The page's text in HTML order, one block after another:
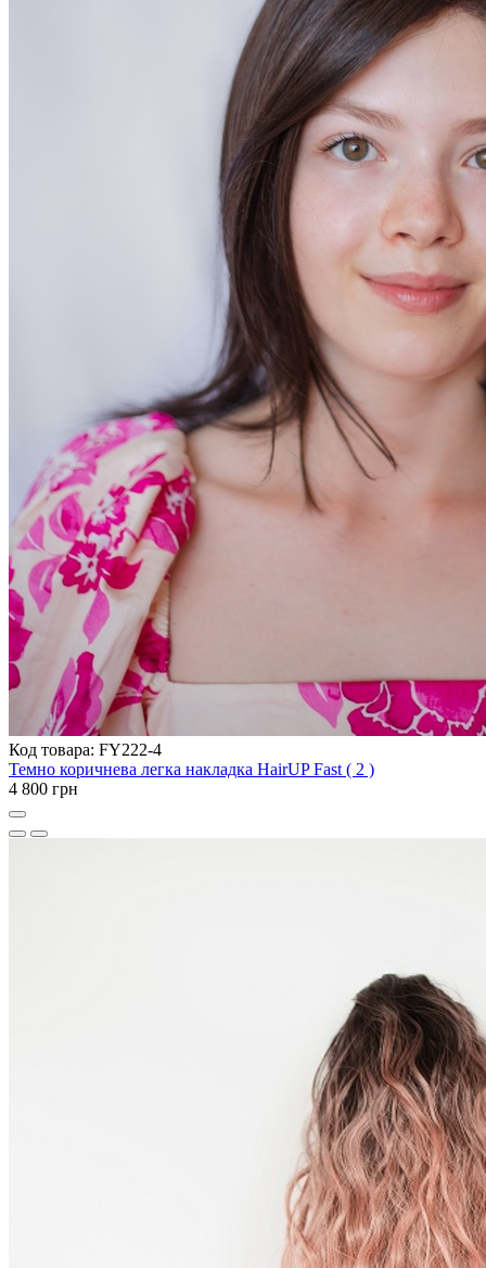
Код товара: FY222-4
Темно коричнева легка накладка HairUP Fast ( 2 )
4 800 грн